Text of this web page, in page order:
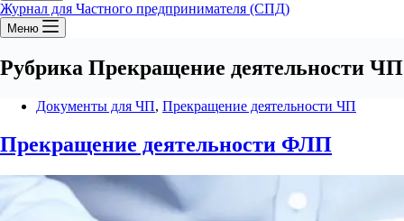
Журнал для Частного предпринимателя (СПД)
Меню
Рубрика Прекращение деятельности ЧП
Документы для ЧП, Прекращение деятельности ЧП
Прекращение деятельности ФЛП